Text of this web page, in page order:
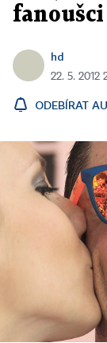
fanoušci
hd
22. 5. 2012
ODEBÍRAT